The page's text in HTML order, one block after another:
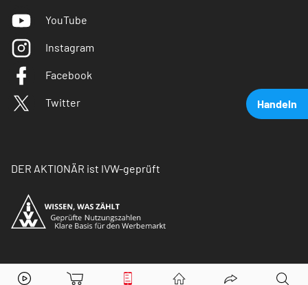
Handeln
Etsy Inc. Aktie jetzt handeln?
YouTube
Instagram
Facebook
Twitter
DER AKTIONÄR ist IVW-geprüft